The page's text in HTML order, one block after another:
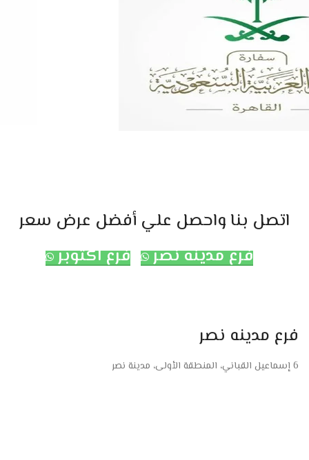
اتصل بنا واحصل علي أفضل عرض سعر
فرع مدينه نصر
فرع اكتوبر
فرع مدينه نصر
6 إسماعيل القباني، المنطقة الأولى، مدينة نصر